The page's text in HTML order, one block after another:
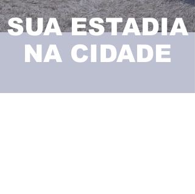
SUA ESTADIA
NA CIDADE